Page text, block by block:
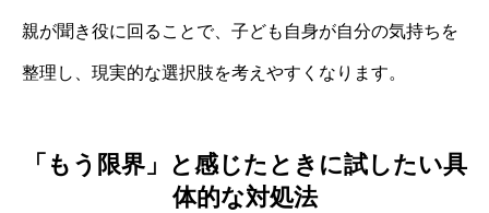
親が聞き役に回ることで、子ども自身が自分の気持ちを
整理し、現実的な選択肢を考えやすくなります。
「もう限界」と感じたときに試したい具
体的な対処法